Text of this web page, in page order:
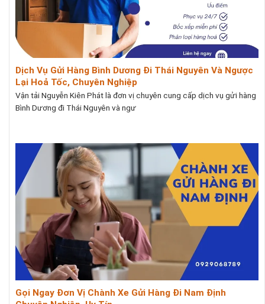
Dịch Vụ Gửi Hàng Bình Dương Đi Thái Nguyên Và Ngược
Lại Hoả Tốc, Chuyên Nghiệp
Vận tải Nguyễn Kiên Phát là đơn vị chuyên cung cấp dịch vụ gửi hàng
Bình Dương đi Thái Nguyên và ngư
Gọi Ngay Đơn Vị Chành Xe Gửi Hàng Đi Nam Định